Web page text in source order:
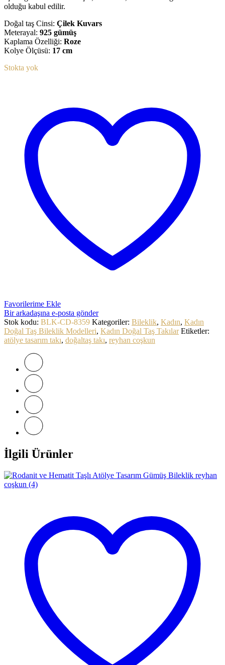
olduğu kabul edilir.
Doğal taş Cinsi: Çilek Kuvars
Meterayal: 925 gümüş
Kaplama Özelliği: Roze
Kolye Ölçüsü: 17 cm
Stokta yok
Favorilerime Ekle
Bir arkadaşına e-posta gönder
Stok kodu: BLK-CD-8359 Kategoriler: Bileklik, Kadın, Kadın
Doğal Taş Bileklik Modelleri, Kadın Doğal Taş Takılar Etiketler:
atölye tasarım takı, doğaltaş takı, reyhan coşkun
İlgili Ürünler